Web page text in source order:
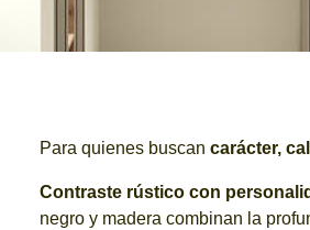
Para quienes buscan carácter,
Contraste rústico con
negro y madera combinan la